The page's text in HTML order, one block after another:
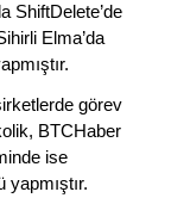
ShiftDelete’de
Elma’da
görev
BTCHaber
ise
yapmıştır.